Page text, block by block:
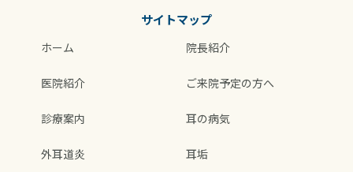
サイトマップ
ホーム 院長紹介
医院紹介 ご来院予定の方へ
診療案内 耳の病気
外耳道炎 耳垢